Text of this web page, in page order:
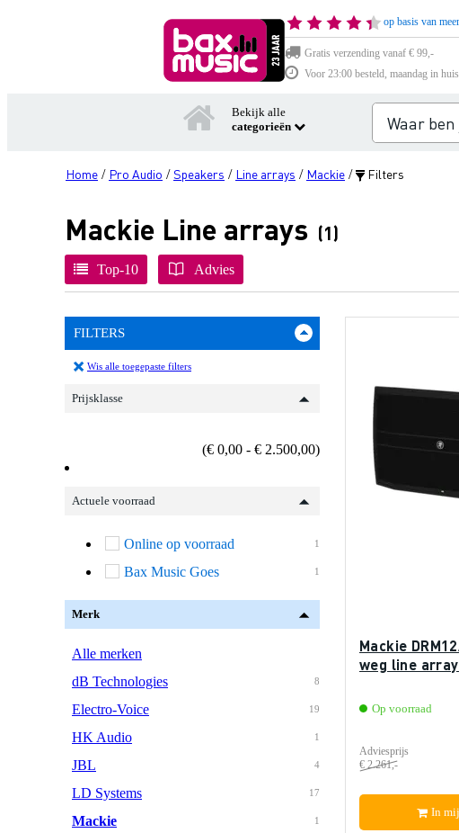
op basis van
Gratis verzending vanaf € 99,-
Voor 23:00 besteld, maandag in
Bekijk alle
categorieën
Home / Pro Audio /Speakers / Line arrays / Mackie / Filters
Mackie Line arrays (1)
Top-10 Advies
FILTERS
Wis alle toegepaste filters
Prijsklasse
(€ 0,00 - € 2.500,00)
Actuele voorraad
1
Online op voorraad
1
Bax Music Goes
Merk
Alle merken
8
dB Technologies
19
Electro-Voice
1
HK Audio
4
JBL
17
LD Systems
1
Mackie
Mackie
weg line
Op voorraad
Adviesprijs
€ 2.261,-
In